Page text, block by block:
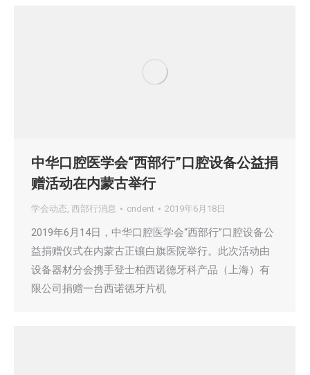
中华口腔医学会“西部行”口腔设备公益捐
赠活动在内蒙古举行
学会动态, 西部行消息 cndent 2019年6月18日
2019年6月14日，中华口腔医学会“西部行”口腔设备公
益捐赠仪式在内蒙古正镶白旗医院举行。此次活动由
设备器材分会携手登士柏西诺德牙科产品（上海）有
限公司捐赠一台西诺德牙片机